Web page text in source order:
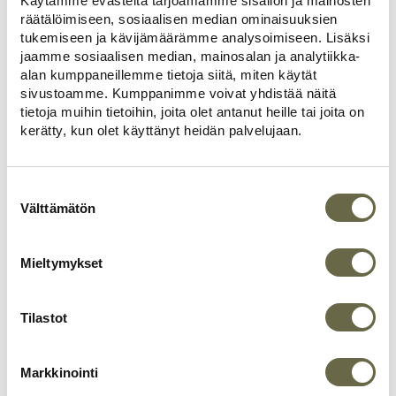
räätälöimiseen, sosiaalisen median ominaisuuksien
tukemiseen ja kävijämäärämme analysoimiseen. Lisäksi
jaamme sosiaalisen median, mainosalan ja analytiikka-
alan kumppaneillemme tietoja siitä, miten käytät
sivustoamme. Kumppanimme voivat yhdistää näitä
tietoja muihin tietoihin, joita olet antanut heille tai joita on
kerätty, kun olet käyttänyt heidän palvelujaan.
valinta
Välttämätön
Mieltymykset
Tilastot
Markkinointi
nopeaa
Polamot vertailivat useita vaihtoehtoja ennen
lopullista päätöstä.
– Valitsimme Salvoksen, koska sieltä saioikeasti
valmiin ja avaimet käteen hirsimökin. Salvoksella
tehtiin paljon töitä sen eteen, että mökistä saatiin
Vertailussa mukana oli lopulta vielä yksi kilpailija,
– Salvos oli ylivertainen suunnittelussa,
Rakennusprojektissa tärkeäksi nousi se, että asiat
yhteistyö Salvoksen kanssa oli koko projektin ajan